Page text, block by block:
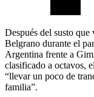
Después del susto
Belgrano durante el
Argentina frente a
clasificado a octavos,
“llevar un poco de
familia”.